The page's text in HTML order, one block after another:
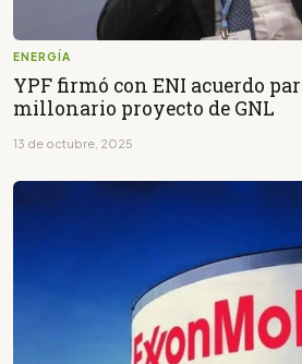
ENERGÍA
YPF firmó con ENI acuerdo
millonario proyecto de GNL
13 de octubre, 2025